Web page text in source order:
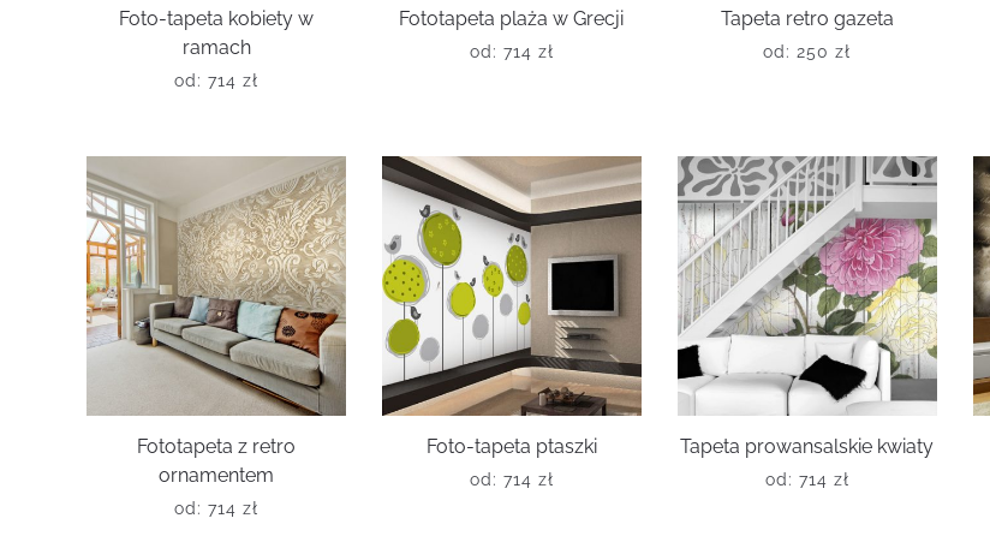
Foto-tapeta kobiety w
ramach
od: 714 zł
Fototapeta plaża w Grecji
od: 714 zł
Tapeta retro gazeta
od: 250zł
Fototapeta z retro
ornamentem
od: 714 zł
Foto-tapeta ptaszki
od: 714 zł
Tapeta prowansalskie kwiaty
od: 714 zł